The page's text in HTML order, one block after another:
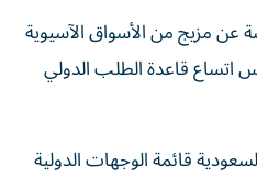
مزيج من الأسواق الآسيوية
اتساع قاعدة الطلب الدولي
قائمة الوجهات الدولية